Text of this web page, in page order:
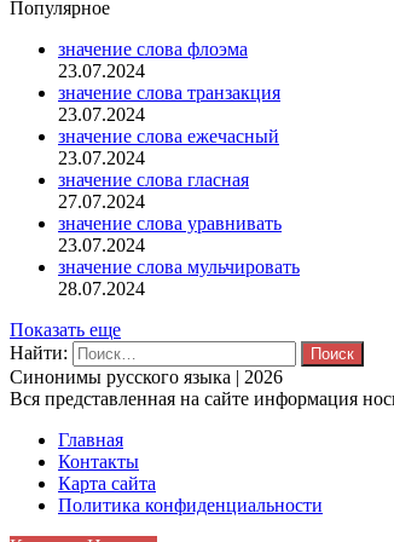
Популярное
значение слова флоэма
23.07.2024
значение слова транзакция
23.07.2024
значение слова ежечасный
23.07.2024
значение слова гласная
27.07.2024
значение слова уравнивать
23.07.2024
значение слова мульчировать
28.07.2024
Показать еще
Найти:
Синонимы русского языка | 2026
Вся представленная на сайте информация
Главная
Контакты
Карта сайта
Политика конфиденциальности